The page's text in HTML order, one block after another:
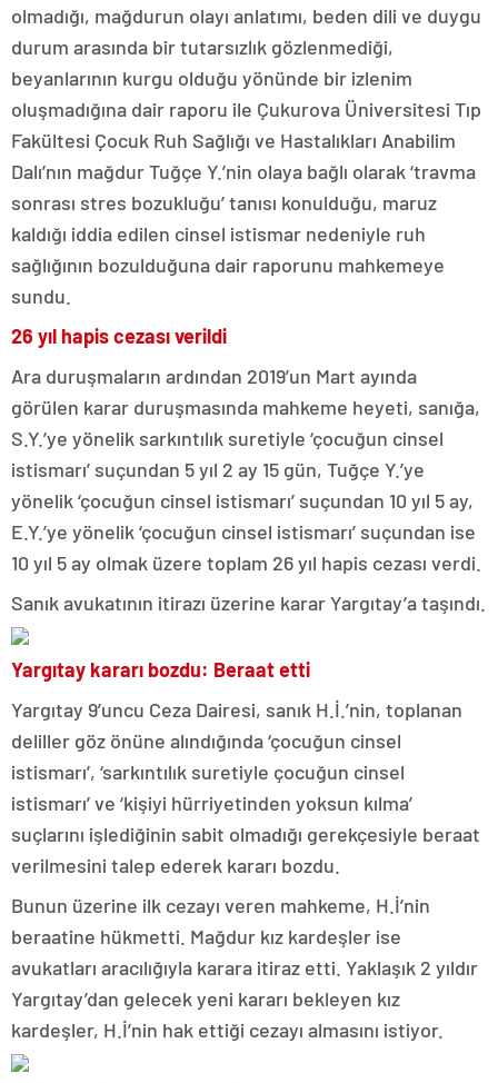
olmadığı, mağdurun olayı anlatımı, beden dili ve duygu
durum arasında bir tutarsızlık gözlenmediği,
beyanlarının kurgu olduğu yönünde bir izlenim
oluşmadığına dair raporu ile Çukurova Üniversitesi Tıp
Fakültesi Çocuk Ruh Sağlığı ve Hastalıkları Anabilim
Dalı’nın mağdur Tuğçe Y.’nin olaya bağlı olarak ‘travma
sonrası stres bozukluğu’ tanısı konulduğu, maruz
kaldığı iddia edilen cinsel istismar nedeniyle ruh
sağlığının bozulduğuna dair raporunu mahkemeye
sundu.
26 yıl hapis cezası verildi
Ara duruşmaların ardından 2019’un Mart ayında
görülen karar duruşmasında mahkeme heyeti, sanığa,
S.Y.’ye yönelik sarkıntılık suretiyle ‘çocuğun cinsel
istismarı’ suçundan 5 yıl 2 ay 15 gün, Tuğçe Y.’ye
yönelik ‘çocuğun cinsel istismarı’ suçundan 10 yıl 5 ay,
E.Y.’ye yönelik ‘çocuğun cinsel istismarı’ suçundan ise
10 yıl 5 ay olmak üzere toplam 26 yıl hapis cezası verdi.
Sanık avukatının itirazı üzerine karar Yargıtay’a taşındı.
Yargıtay kararı bozdu: Beraat etti
Yargıtay 9’uncu Ceza Dairesi, sanık H.İ.’nin, toplanan
deliller göz önüne alındığında ‘çocuğun cinsel
istismarı’, ‘sarkıntılık suretiyle çocuğun cinsel
istismarı’ ve ‘kişiyi hürriyetinden yoksun kılma’
suçlarını işlediğinin sabit olmadığı gerekçesiyle beraat
verilmesini talep ederek kararı bozdu.
Bunun üzerine ilk cezayı veren mahkeme, H.İ’nin
beraatine hükmetti. Mağdur kız kardeşler ise
avukatları aracılığıyla karara itiraz etti. Yaklaşık 2 yıldır
Yargıtay’dan gelecek yeni kararı bekleyen kız
kardeşler, H.İ’nin hak ettiği cezayı almasını istiyor.